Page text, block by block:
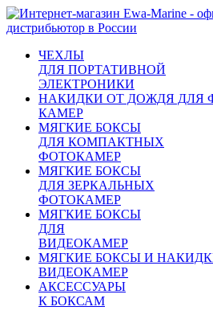
ЧЕХЛЫ
ДЛЯ ПОРТАТИВНОЙ
ЭЛЕКТРОНИКИ
НАКИДКИ ОТ ДОЖДЯ ДЛЯ
КАМЕР
МЯГКИЕ БОКСЫ
ДЛЯ КОМПАКТНЫХ
ФОТОКАМЕР
МЯГКИЕ БОКСЫ
ДЛЯ ЗЕРКАЛЬНЫХ
ФОТОКАМЕР
МЯГКИЕ БОКСЫ
ДЛЯ
ВИДЕОКАМЕР
МЯГКИЕ БОКСЫ И
ВИДЕОКАМЕР
АКСЕССУАРЫ
К БОКСАМ